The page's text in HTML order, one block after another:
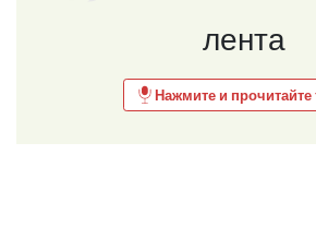
лента
Нажмите и прочитайте